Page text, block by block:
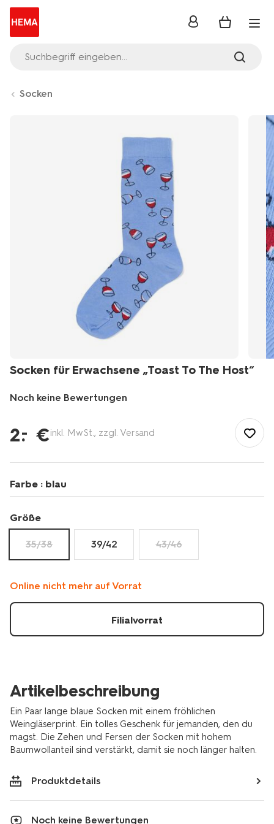
Suchbegriff eingeben...
Anmelden
Socken
Socken für Erwachsene „Toast To The Host“
Noch keine Bewertungen
de/damen-
herren/herren-
socken/socken-
fuer-
erwachsene-
to-
the-
host%E2%80%9C-
2.
– €inkl. MwSt., zzgl. Versand
Farbe : blau
Größe
35/38 39/42 43/46
Online nicht mehr auf Vorrat
Filialvorrat
Artikelbeschreibung
Ein Paar lange blaue Socken mit einem fröhlichen
Weingläserprint. Ein tolles Geschenk für jemanden, den du
magst. Die Zehen und Fersen der Socken mit hohem
Baumwollanteil sind verstärkt, damit sie noch länger halten.
Produktdetails
Noch keine Bewertungen